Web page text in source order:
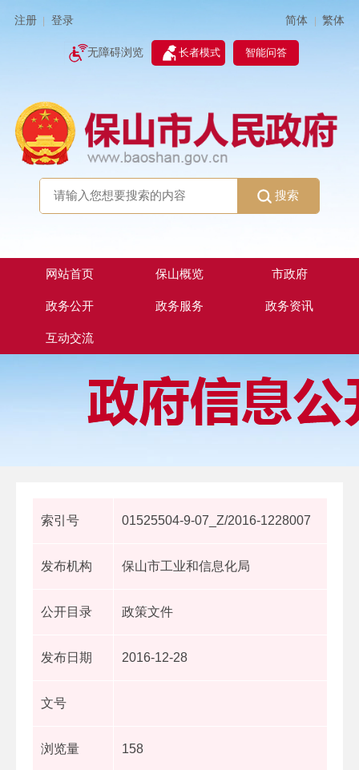
注册 登录 简体 | 繁体
无障碍浏览 长者模式 智能问答
搜索
网站首页 保山概览 市政府
政务公开 政务服务 政务资讯
互动交流
索引号 01525504-9-07_Z/2016-1228007
发布机构 保山市工业和信息化局
公开目录 政策文件
发布日期 2016-12-28
文号
浏览量 158